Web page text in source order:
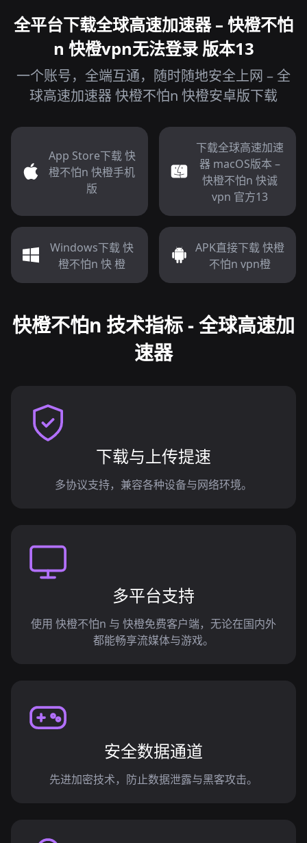
全平台下载全球高速加速器 – 快橙不怕
n 快橙vpn无法登录 版本13
一个账号，全端互通，随时随地安全上网 – 全
球高速加速器 快橙不怕n 快橙安卓版下载
App Store下载 快
橙不怕n 快橙手机
版
下载全球高速加速
器 macOS版本 –
快橙不怕n 快诚
vpn 官方13
Windows下载 快
橙不怕n 快 橙
APK直接下载 快橙
不怕n vpn橙
快橙不怕n 技术指标 - 全球高速加
速器
下载与上传提速
多协议支持，兼容各种设备与网络环境。
多平台支持
使用 快橙不怕n 与 快橙免费客户端，无论在国内外
都能畅享流媒体与游戏。
安全数据通道
先进加密技术，防止数据泄露与黑客攻击。